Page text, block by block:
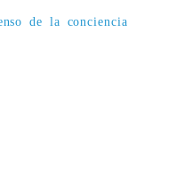
de la conciencia